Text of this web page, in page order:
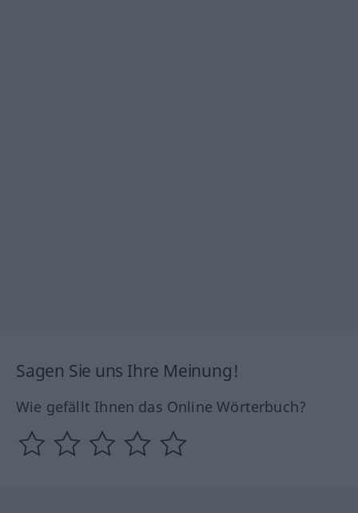
Sagen Sie uns Ihre Meinung!
Wie gefällt Ihnen das Online Wörterbuch?